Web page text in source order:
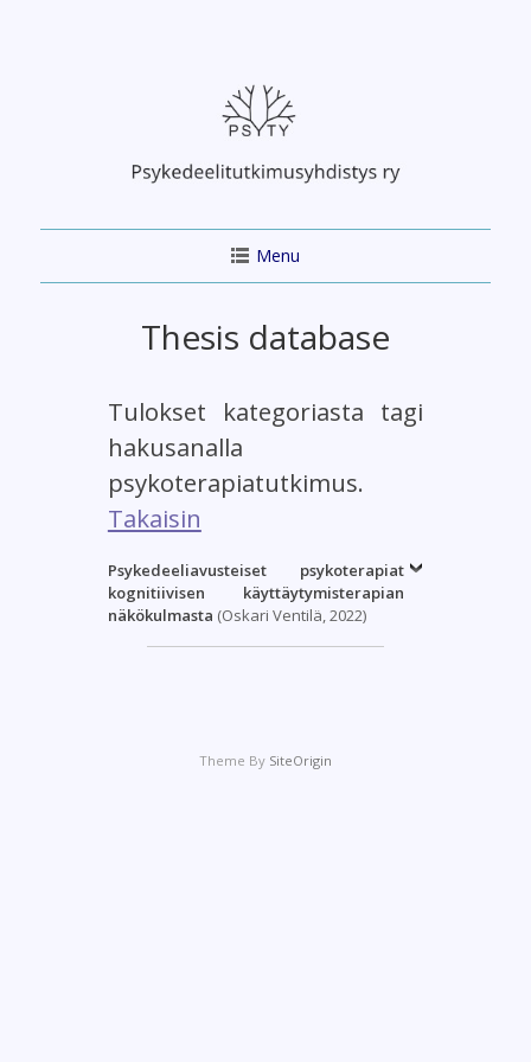
Menu
Thesis database
Tulokset kategoriasta tagi
hakusanalla
psykoterapiatutkimus.
Takaisin
Psykedeeliavusteiset psykoterapiat
kognitiivisen käyttäytymisterapian
näkökulmasta (Oskari Ventilä, 2022)
Theme By SiteOrigin